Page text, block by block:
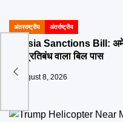
POSTED
अंतरराष्ट्रीय अंतर्राष्ट्रीय
Russia Sanctions Bill:
कड़े प्रतिबंध वाला बिल पास
August 8, 2026